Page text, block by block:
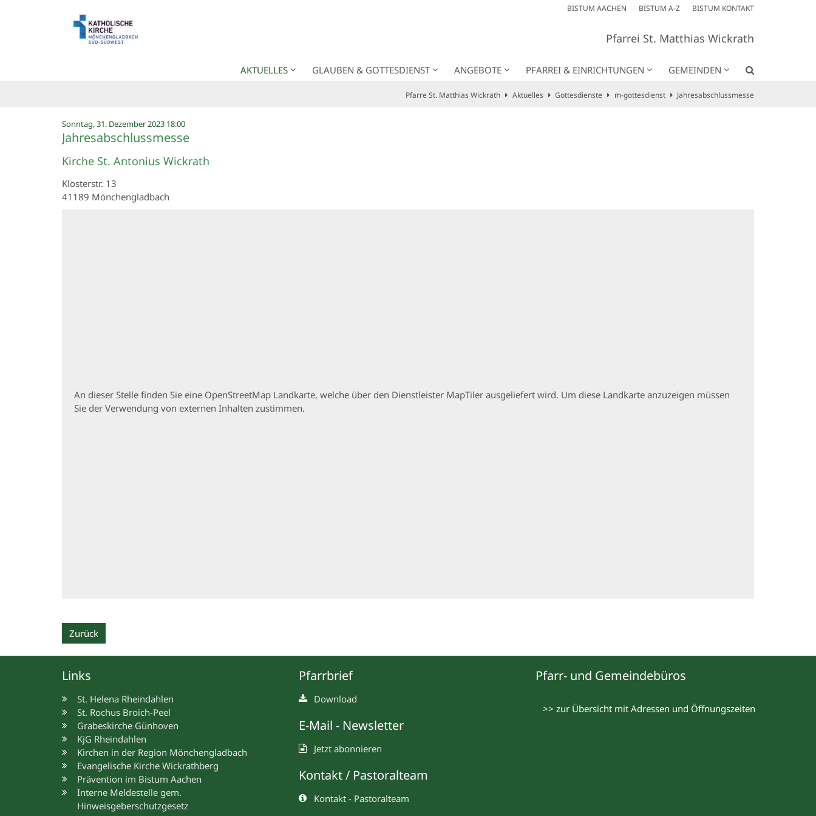
BISTUM AACHEN BISTUM A-Z BISTUM KONTAKT
Pfarrei St. Matthias Wickrath
AKTUELLES GLAUBEN & GOTTESDIENST ANGEBOTE PFARREI & EINRICHTUNGEN GEMEINDEN
Pfarre St. Matthias Wickrath Aktuelles Gottesdienste m-gottesdienst Jahresabschlussmesse
Sonntag, 31. Dezember 2023 18:00:
Jahresabschlussmesse
Kirche St. Antonius Wickrath
Klosterstr. 13
41189 Mönchengladbach
An dieser Stelle finden Sie eine OpenStreetMap Landkarte, welche über den Dienstleister MapTiler ausgeliefert wird. Um diese Landkarte anzuzeigen müssen
Sie der Verwendung von externen Inhalten zustimmen.
Zurück
Links
St. Helena Rheindahlen
St. Rochus Broich-Peel
Grabeskirche Günhoven
KjG Rheindahlen
Kirchen in der Region Mönchengladbach
Evangelische Kirche Wickrathberg
Prävention im Bistum Aachen
Interne Meldestelle gem.
Hinweisgeberschutzgesetz
Pfarrbrief
Download
E-Mail - Newsletter
Jetzt abonnieren
Kontakt / Pastoralteam
Kontakt - Pastoralteam
Pfarr- und Gemeindebüros
>> zur Übersicht mit Adressen und Öffnungszeiten